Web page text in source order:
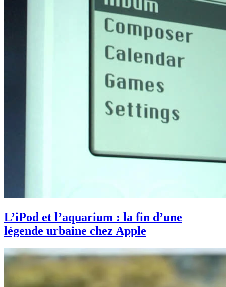
L’iPod et l’aquarium : la fin d’une
légende urbaine chez Apple